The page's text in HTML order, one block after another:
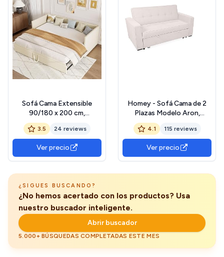
Sofá Cama Extensible
90/180 x 200 cm,
Acolchada, Doble,
Individual, Con Somieres,
Funcional, De Día, Tela De
Terciopelo Agradable a La
Piel, Sin Colchón (Beige)
3.5 24 reviews
Ver precio
Homey - Sofá Cama de 2
Plazas Modelo Aron,
Diseño Moderno, Práctico
y Funcional, con
Reposabrazos, Beige
4.1 115 reviews
Ver precio
¿SIGUES BUSCANDO?
¿No hemos acertado con los productos? Usa
nuestro buscador inteligente.
Abrir buscador
5.000+ BÚSQUEDAS COMPLETADAS ESTE MES